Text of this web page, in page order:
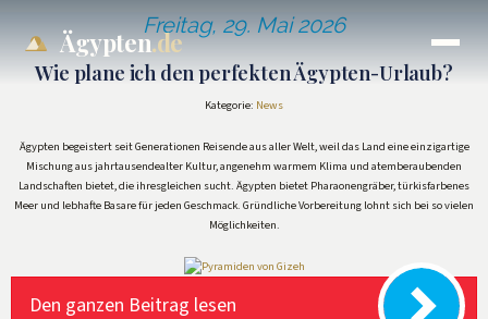
Ägypten.de
Freitag, 29. Mai 2026
Wie plane ich den perfekten Ägypten-Urlaub?
Kategorie: News
Ägypten begeistert seit Generationen Reisende aus aller Welt, weil das Land eine einzigartige
Mischung aus jahrtausendealter Kultur, angenehm warmem Klima und atemberaubenden
Landschaften bietet, die ihresgleichen sucht. Ägypten bietet Pharaonengräber, türkisfarbenes
Meer und lebhafte Basare für jeden Geschmack. Gründliche Vorbereitung lohnt sich bei so vielen
Möglichkeiten.
Den ganzen Beitrag lesen